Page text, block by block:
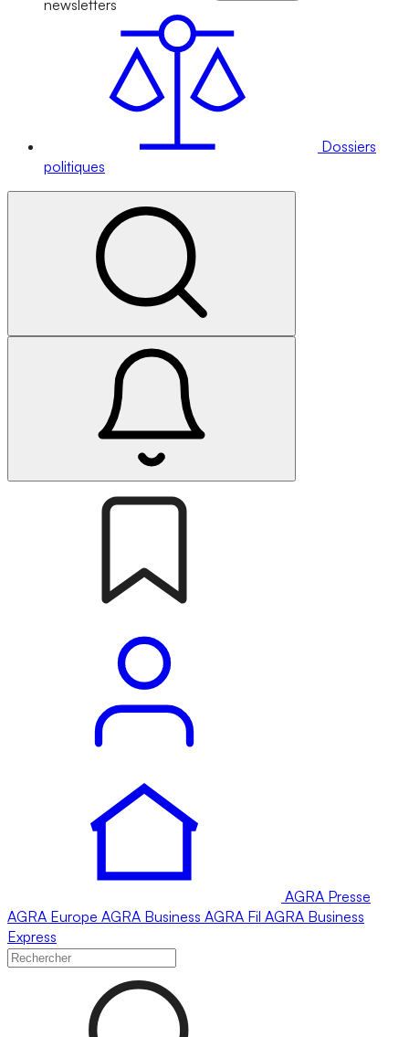
newsletters
Dossiers
politiques
AGRA Presse
AGRA Europe AGRA Business AGRA Fil AGRA Business
Express